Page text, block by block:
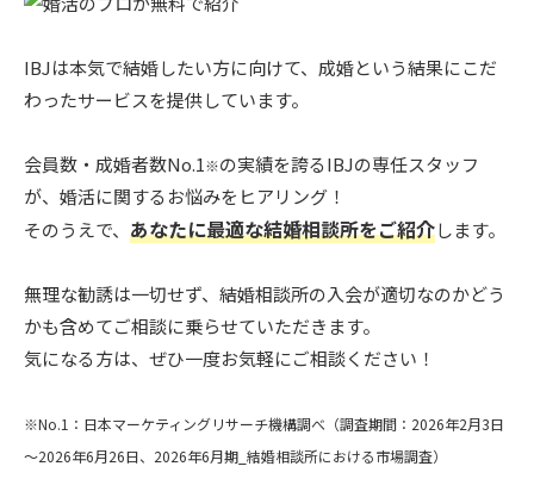
IBJは本気で結婚したい方に向けて、成婚という結果にこだ
わったサービスを提供しています。
会員数・成婚者数No.1※の実績を誇るIBJの専任スタッフ
が、婚活に関するお悩みをヒアリング！
そのうえで、 あなたに最適な結婚相談所をご紹介します。
無理な勧誘は一切せず、結婚相談所の入会が適切なのかどう
かも含めてご相談に乗らせていただきます。
気になる方は、ぜひ一度お気軽にご相談ください！
※No.1：日本マーケティングリサーチ機構調べ（調査期間：2026年2月3日
～2026年6月26日、2026年6月期_結婚相談所における市場調査）